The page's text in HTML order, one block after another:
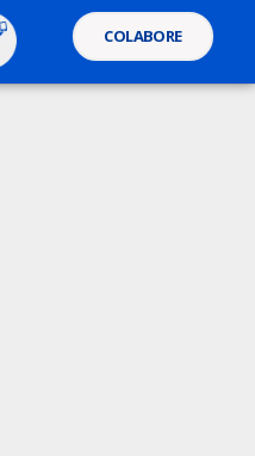
COLABORE